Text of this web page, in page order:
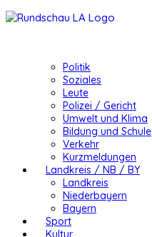
Politik
Soziales
Leute
Polizei / Gericht
Umwelt und Klima
Bildung und Schule
Verkehr
Kurzmeldungen
Landkreis / NB / BY
Landkreis
Niederbayern
Bayern
Sport
Kultur